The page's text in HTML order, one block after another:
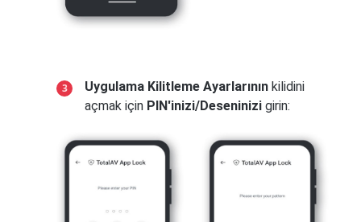
Uygulama Kilitleme Ayarlarının kilidini
açmak için PIN'inizi/Deseninizi girin: